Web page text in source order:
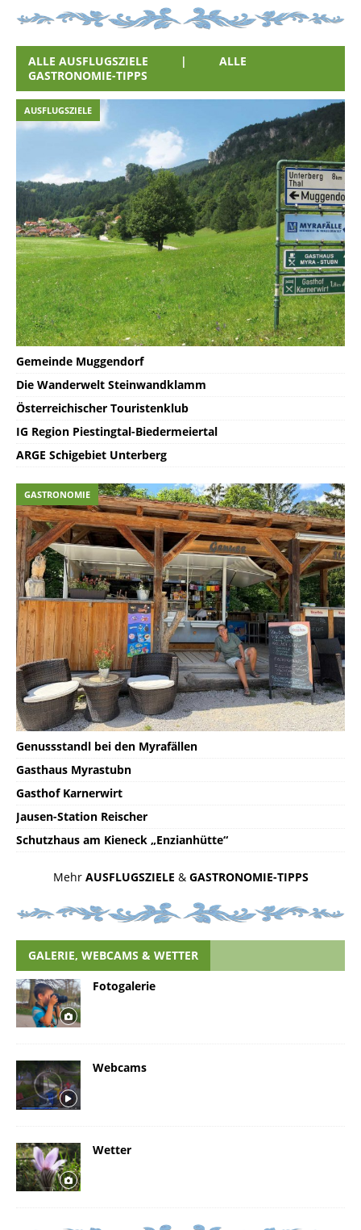
ALLE AUSFLUGSZIELE | ALLE
GASTRONOMIE-TIPPS
AUSFLUGSZIELE
Gemeinde Muggendorf
Die Wanderwelt Steinwandklamm
Österreichischer Touristenklub
IG Region Piestingtal-Biedermeiertal
ARGE Schigebiet Unterberg
GASTRONOMIE
Genussstandl bei den Myrafällen
Gasthaus Myrastubn
Gasthof Karnerwirt
Jausen-Station Reischer
Schutzhaus am Kieneck „Enzianhütte“
Mehr AUSFLUGSZIELE & GASTRONOMIE-TIPPS
GALERIE, WEBCAMS & WETTER
Fotogalerie
Webcams
Wetter